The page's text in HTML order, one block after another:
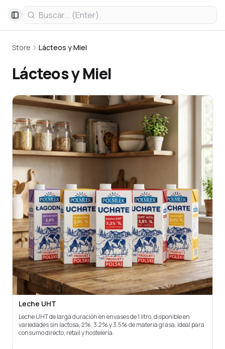
Toggle Sidebar
Store Lácteos y Miel
Lácteos y Miel
Leche UHT
Leche UHT de larga duración en envases de 1 litro, disponible en
variedades sin lactosa, 2%, 3.2% y 3.5% de materia grasa. Ideal para
consumo directo, retail y hostelería.